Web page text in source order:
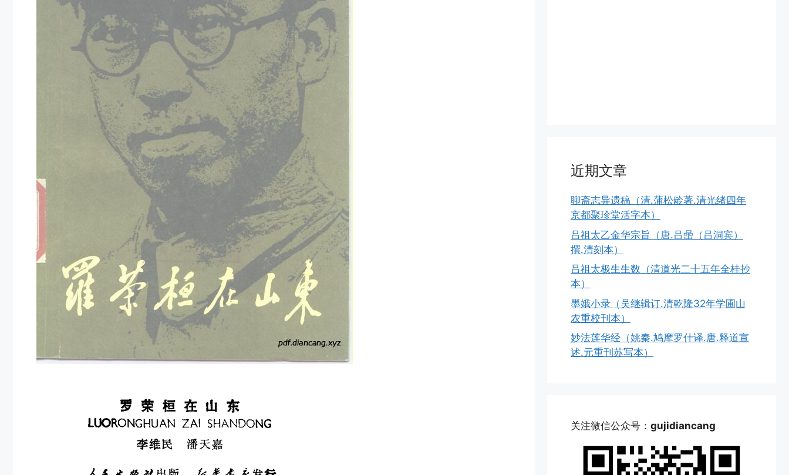
近期文章
聊斋志异遗稿（清.蒲松龄著.清光绪四年
京都聚珍堂活字本）
吕祖太乙金华宗旨（唐.吕喦（吕洞宾）
撰.清刻本）
吕祖太极生生数（清道光二十五年全桂抄
本）
墨娥小录（吴继辑订.清乾隆32年学圃山
农重校刊本）
妙法莲华经（姚秦.鸠摩罗什译.唐.释道宣
述.元重刊苏写本）
关注微信公众号： gujidiancang